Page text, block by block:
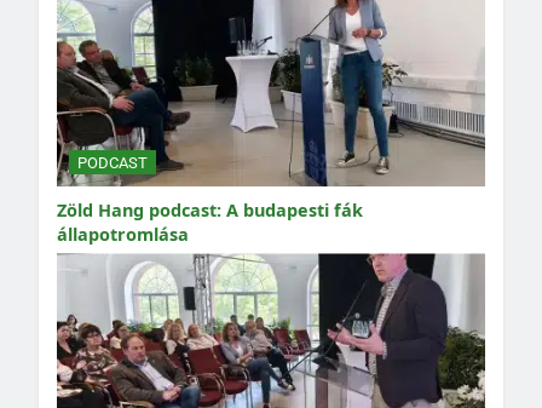
PODCAST
Zöld Hang podcast: A budapesti fák
állapotromlása